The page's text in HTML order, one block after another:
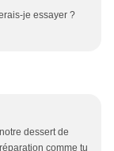
je essayer ?
dessert de
comme tu